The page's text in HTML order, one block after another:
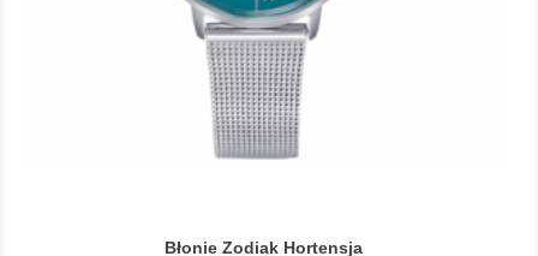
Błonie Zodiak Hortensja